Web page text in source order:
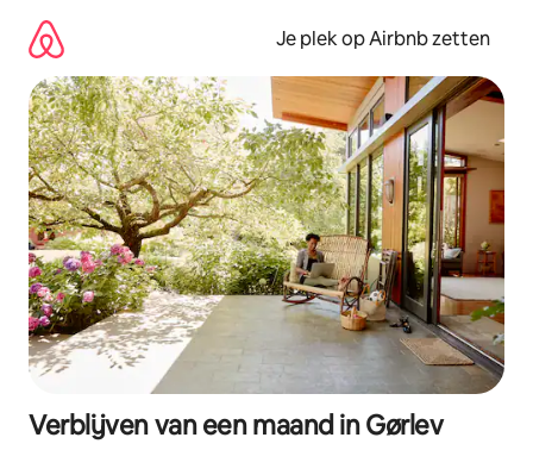
direct
naar
inhoud
Je plek op Airbnb zetten
Verblijven van een maand in Gørlev